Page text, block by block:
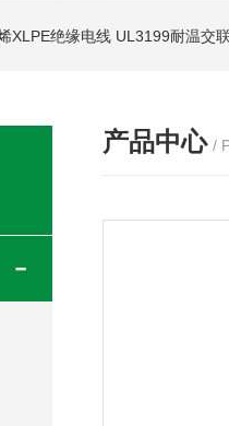
XLPE绝缘电线 UL3199耐温交
产品中心 /